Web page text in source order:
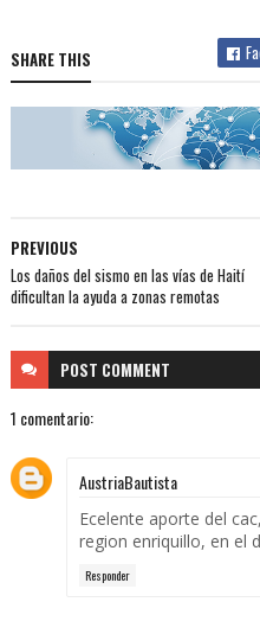
SHARE THIS
PREVIOUS
Los daños del sismo en las vías de Haití
dificultan la ayuda a zonas remotas
POST COMMENT
1 comentario:
AustriaBautista
Ecelente aporte del
region enriquillo, en el
Responder